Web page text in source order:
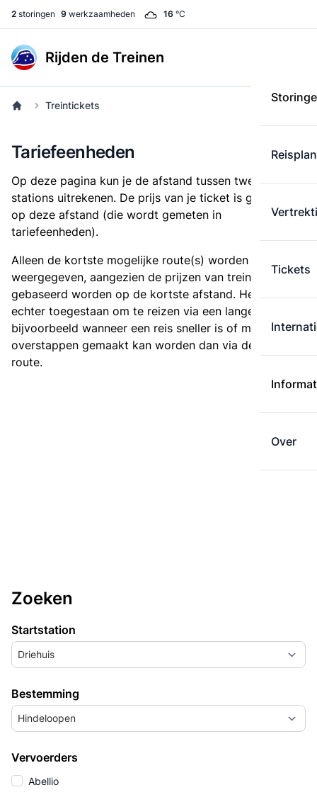
2 storingen 9 werkzaamheden 16 °C
Rijden de Treinen
Tickets
Over
Treintickets
Tariefeenheden
Op deze pagina kun je de afstand tussen twee
stations uitrekenen. De prijs van je ticket is gebaseerd
op deze afstand (die wordt gemeten in
tariefeenheden).
Alleen de kortste mogelijke route(s) worden
weergegeven, aangezien de prijzen van treintickets
gebaseerd worden op de kortste afstand. Het is
echter toegestaan om te reizen via een langere route,
bijvoorbeeld wanneer een reis sneller is of met minder
overstappen gemaakt kan worden dan via de kortste
route.
Zoeken
Startstation
Driehuis
Bestemming
Hindeloopen
Vervoerders
Abellio